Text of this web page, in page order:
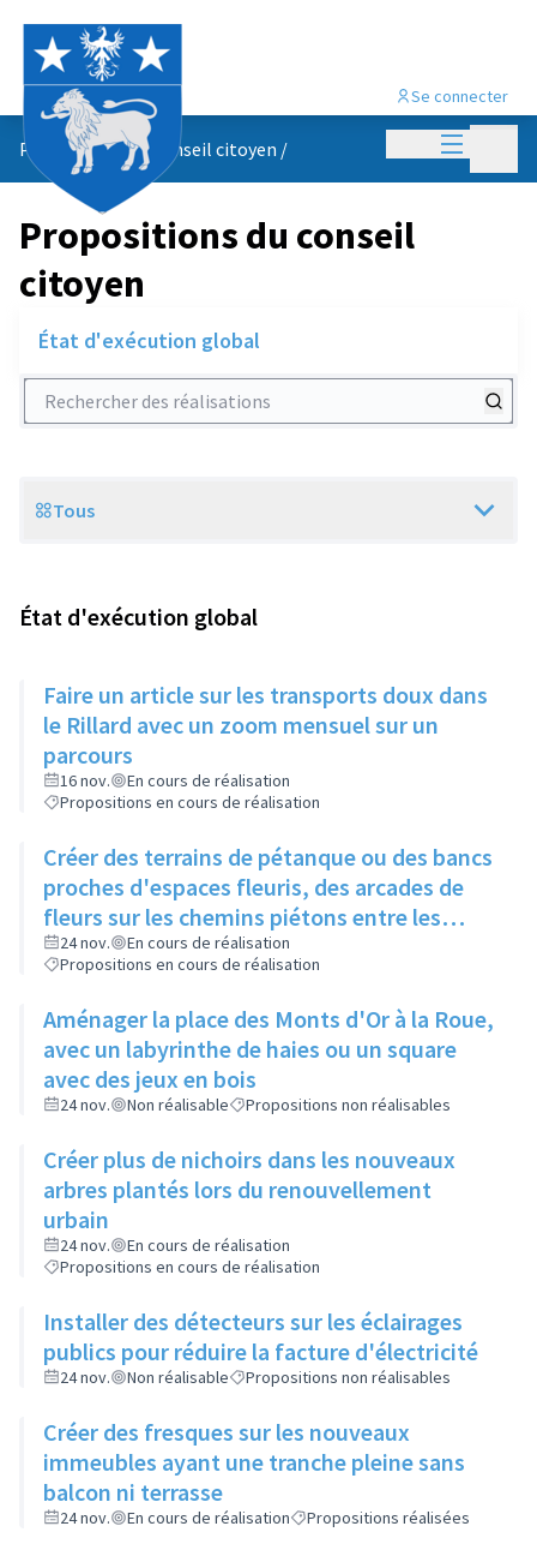
Menu
Se connecter
Propositions du conseil citoyen /
Propositions du conseil
citoyen
État d'exécution global
Rechercher des réalisations
Scope
Tous
État d'exécution global
Faire un article sur les transports doux dans
le Rillard avec un zoom mensuel sur un
parcours
16 nov.
En cours de réalisation
Propositions en cours de réalisation
Créer des terrains de pétanque ou des bancs
proches d'espaces fleuris, des arcades de
fleurs sur les chemins piétons entre les
immeubles
24 nov.
En cours de réalisation
Propositions en cours de réalisation
Aménager la place des Monts d'Or à la Roue,
avec un labyrinthe de haies ou un square
avec des jeux en bois
24 nov. Non réalisable Propositions non réalisables
Créer plus de nichoirs dans les nouveaux
arbres plantés lors du renouvellement
urbain
24 nov.
En cours de réalisation
Propositions en cours de réalisation
Installer des détecteurs sur les éclairages
publics pour réduire la facture d'électricité
24 nov. Non réalisable Propositions non réalisables
Créer des fresques sur les nouveaux
immeubles ayant une tranche pleine sans
balcon ni terrasse
24 nov. En cours de réalisation Propositions réalisées